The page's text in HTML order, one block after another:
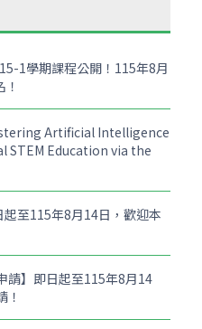
1學期課程公開！115年8月
Artificial Intelligence
STEM Education via the
起至115年8月14日，歡迎本
請】即日起至115年8月14
！